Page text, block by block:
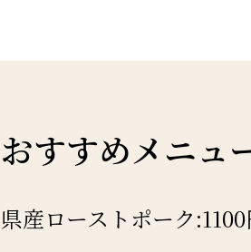
おすすめメニュ
県産ローストポーク